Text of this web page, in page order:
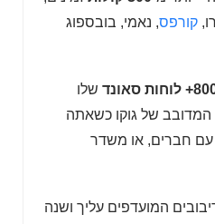
קורפס, נאמי, בובספוג
לוחות סאונד
שלו
המדובב של גוקו כשאתה
חברים, או משדר
המועדפים עליך ושנה